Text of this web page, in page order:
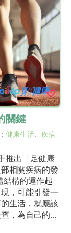
關鍵
健康生活
疾病
推出「足健康
相關疾病的發
結構的運作起
，可能引發一
生活，就應該
，為自己的...